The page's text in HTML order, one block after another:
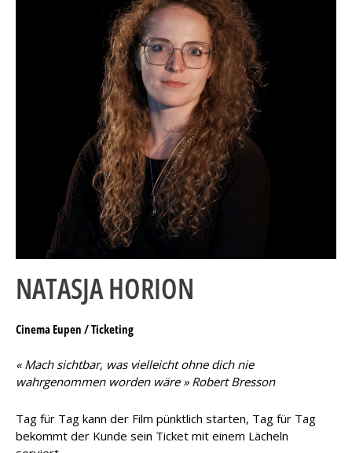
NATASJA HORION
Cinema Eupen / Ticketing
« Mach sichtbar, was vielleicht ohne dich nie
wahrgenommen worden wäre » Robert Bresson
Tag für Tag kann der Film pünktlich starten, Tag für Tag
bekommt der Kunde sein Ticket mit einem Lächeln